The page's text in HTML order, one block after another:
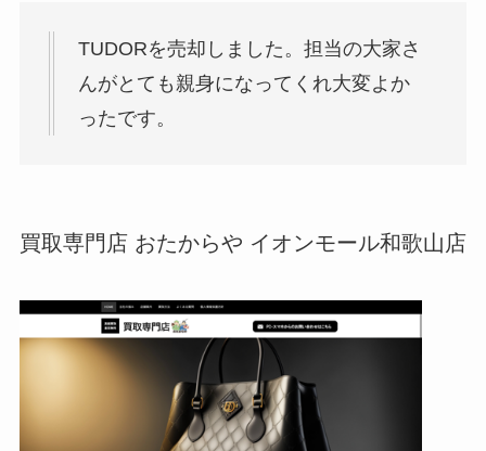
TUDORを売却しました。担当の大家さ
んがとても親身になってくれ大変よか
ったです。
買取専門店 おたからや イオンモール和歌山店